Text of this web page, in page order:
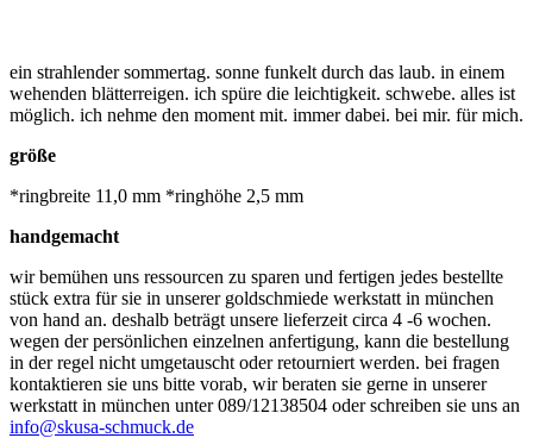
ein strahlender sommertag. sonne funkelt durch das laub. in einem
wehenden blätterreigen. ich spüre die leichtigkeit. schwebe. alles ist
möglich. ich nehme den moment mit. immer dabei. bei mir. für mich.
größe
*ringbreite 11,0 mm *ringhöhe 2,5 mm
handgemacht
wir bemühen uns ressourcen zu sparen und fertigen jedes bestellte
stück extra für sie in unserer goldschmiede werkstatt in münchen
von hand an. deshalb beträgt unsere lieferzeit circa 4 -6 wochen.
wegen der persönlichen einzelnen anfertigung, kann die bestellung
in der regel nicht umgetauscht oder retourniert werden. bei fragen
kontaktieren sie uns bitte vorab, wir beraten sie gerne in unserer
werkstatt in münchen unter 089/12138504 oder schreiben sie uns an
info@skusa-schmuck.de